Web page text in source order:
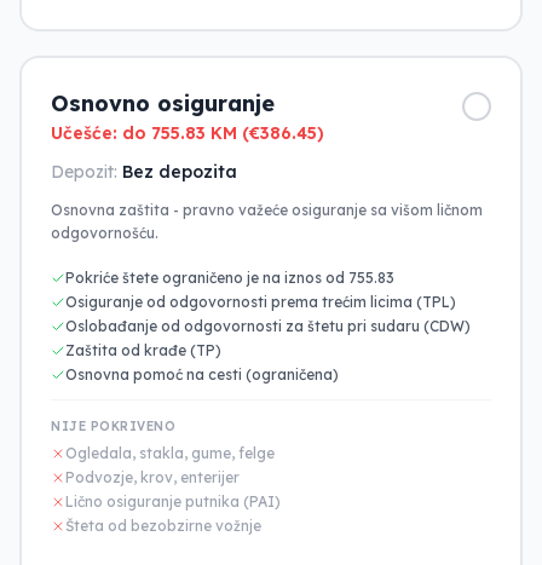
Osnovno osiguranje
Učešće: do 755.83 KM (€386.45)
Depozit: Bez depozita
Osnovna zaštita - pravno važeće osiguranje sa višom ličnom
odgovornošću.
Pokriće štete ograničeno je na iznos od 755.83
Osiguranje od odgovornosti prema trećim licima (TPL)
Oslobađanje od odgovornosti za štetu pri sudaru (CDW)
Zaštita od krađe (TP)
Osnovna pomoć na cesti (ograničena)
NIJE POKRIVENO
Ogledala, stakla, gume, felge
Podvozje, krov, enterijer
Lično osiguranje putnika (PAI)
Šteta od bezobzirne vožnje